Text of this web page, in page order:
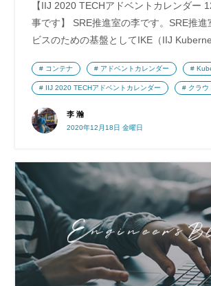
【IIJ 2020 TECHアドベントカレンダー
事です】 SRE推進室の李です。SRE推進
ビスのための基盤としてIKE（IIJ
李 瀚
2020年12月18日 金曜日
コンテナ アドベントカレンダー
IIJ 2020 TECHアドベントカレンダー クラウ